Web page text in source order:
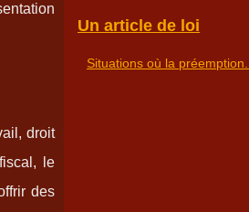
droit
le
des
Un article de loi
Situations où la préemption...